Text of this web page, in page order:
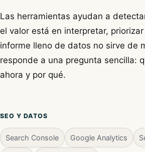
Las herramientas ayudan a
el valor está en interpretar,
informe lleno de datos no sirve de
responde a una pregunta sencilla:
ahora y por qué.
SEO Y DATOS
Search Console Google Analytics